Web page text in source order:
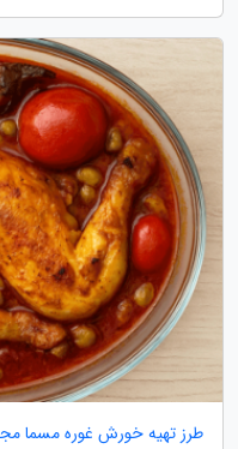
طرز تهیه خورش غوره مسما